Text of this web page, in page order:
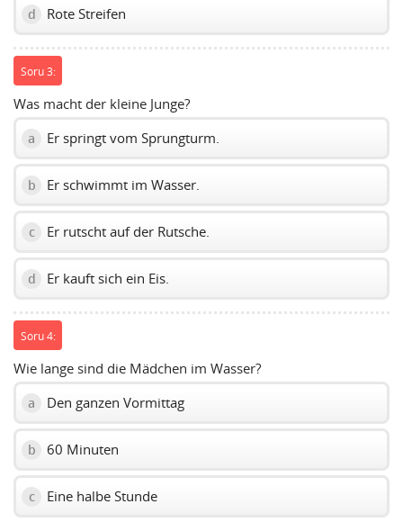
d Rote Streifen
Soru 3:
Was macht der kleine Junge?
a Er springt vom Sprungturm.
b Er schwimmt im Wasser.
c Er rutscht auf der Rutsche.
d Er kauft sich ein Eis.
Soru 4:
Wie lange sind die Mädchen im Wasser?
a Den ganzen Vormittag
b 60 Minuten
c Eine halbe Stunde